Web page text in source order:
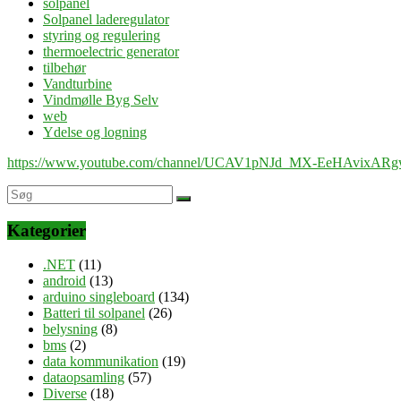
solpanel
Solpanel laderegulator
styring og regulering
thermoelectric generator
tilbehør
Vandturbine
Vindmølle Byg Selv
web
Ydelse og logning
https://www.youtube.com/channel/UCAV1pNJd_MX-
Kategorier
.NET (11)
android (13)
arduino singleboard (134)
Batteri til solpanel (26)
belysning (8)
bms (2)
data kommunikation (19)
dataopsamling (57)
Diverse (18)